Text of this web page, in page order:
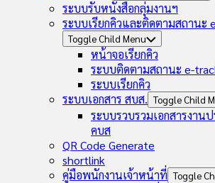
ระบบรับหนังสือกลุ่มงานฯ
ระบบเรียกคิวและติดตามสถานะ
Toggle Child Menu
หน้าจอเรียกคิว
ระบบติดตามสถานะ e-
ระบบเรียกคิว
ระบบเอกสาร สบส. Toggle Child
ระบบรวบรวมเอกสารงาน
คบส
QR Code Generate
shortlink
คู่มือพนักงานเจ้าหน้าที่ Toggle